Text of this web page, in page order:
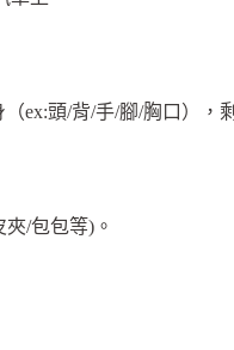
ex:頭/背/手/腳/胸口），
/包包等)。